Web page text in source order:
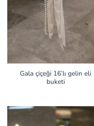
Gala çiçeği 16’lı gelin eli
buketi